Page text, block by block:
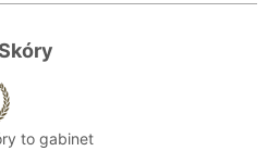
to gabinet